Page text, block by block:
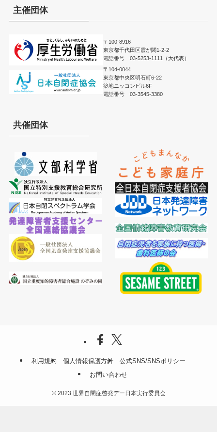
主催団体
〒100-8916
東京都千代田区霞が関1-2-2
電話番号 03-5253-1111（大代表）
〒104-0044
東京都中央区明石町6-22
築地ニッコンビル6F
電話番号 03-3545-3380
共催団体
利用規約 個人情報保護方針
公式SNS/SNSポリシー
お問い合わせ
©2023 世界自閉症啓発デー日本実行委員会